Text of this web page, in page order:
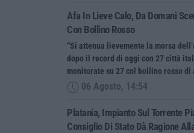
Afa In Lieve Calo, Da Domani
Con Bollino Rosso
“Si attenua lievemente la morsa
dopo il record di oggi con 27 città
monitorate su 27 col bollino rosso
06 Agosto, 14:54
Platania, Impianto Sul Torrente
Consiglio Di Stato Dà Ragione